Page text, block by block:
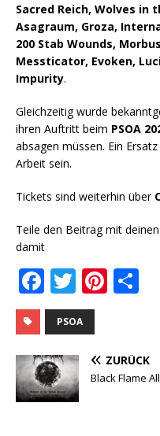
Sacred Reich, Wolves in
Asagraum, Groza,
200 Stab Wounds,
Messticator, Evoken,
Impurity.
Gleichzeitig wurde
ihren Auftritt beim PSOA
absagen müssen. Ein
Arbeit sein.
Tickets sind weiterhin über
Teile den Beitrag mit
damit
F
a
c
e
b
o
T
w
it
te
r
Pi
r
e
n
PSOA
ZURÜCK
Black Flame